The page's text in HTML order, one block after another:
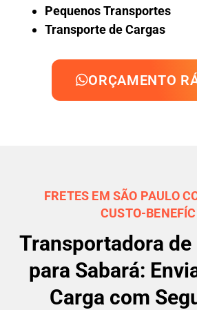
Pequenos Transportes
Transporte de Cargas
ORÇAMENTO
FRETES EM SÃO PAULO
CUSTO-
Transportadora de
para Sabará:
Carga com